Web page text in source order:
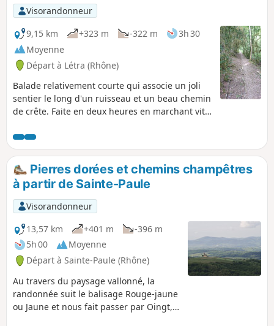
Visorandonneur
9,15 km
+323 m -322 m
3h 30
Moyenne
Départ à Létra (Rhône)
Balade relativement courte qui associe un joli
sentier le long d'un ruisseau et un beau chemin
de crête. Faite en deux heures en marchant vite
Pierres dorées et chemins champêtres
à partir de Sainte-Paule
Visorandonneur
13,57 km
+401 m
-396 m
5h 00
Moyenne
Départ à Sainte-Paule (Rhône)
Au travers du paysage vallonné, la
randonnée suit le balisage Rouge-jaune
ou Jaune et nous fait passer par Oingt,